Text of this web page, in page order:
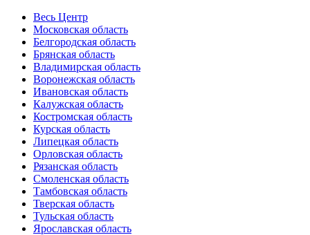
Весь Центр
Московская область
Белгородская область
Брянская область
Владимирская область
Воронежская область
Ивановская область
Калужская область
Костромская область
Курская область
Липецкая область
Орловская область
Рязанская область
Смоленская область
Тамбовская область
Тверская область
Тульская область
Ярославская область